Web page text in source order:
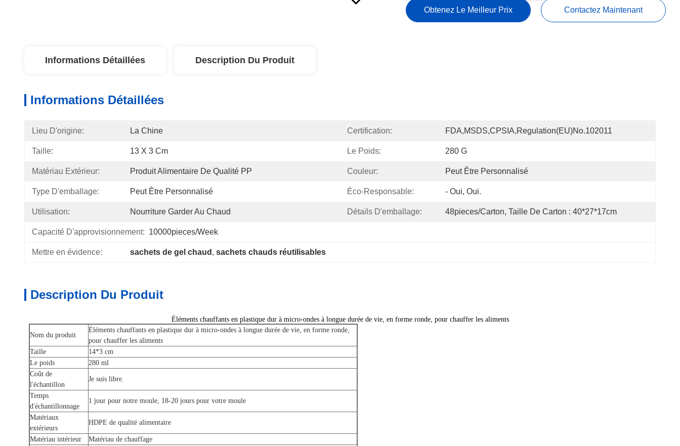
Obtenez Le Meilleur Prix Contactez Maintenant
Informations Détaillées Description Du Produit
Informations Détaillées
Lieu D'origine: La Chine Certification: FDA,MSDS,CPSIA,Regulation(EU)no.102011
Taille: 13 X 3 Cm Le Poids: 280 G
Matériau Extérieur: Produit Alimentaire De Qualité PP Couleur: Peut Être Personnalisé
Type D'emballage: Peut Être Personnalisé Éco-Responsable: - Oui, Oui.
Utilisation: Nourriture Garder Au Chaud Détails D'emballage: 48pieces/carton, Taille De Carton : 40*27*17cm
Capacité D'approvisionnement: 10000pieces/week
Mettre en évidence: sachets de gel chaud , sachets chauds réutilisables
Description Du Produit
Éléments chauffants en plastique dur à micro-ondes à longue durée de vie, en forme ronde, pour chauffer les aliments
Nom du produit
Éléments chauffants en plastique dur à micro-ondes à longue durée de vie, en forme ronde,
pour chauffer les aliments
Taille
14*3 cm
Le poids
280 ml
Coût de
l'échantillon
Je suis libre.
Temps
d'échantillonnage
1 jour pour notre moule, 18-20 jours pour votre moule
Matériaux
extérieurs
HDPE de qualité alimentaire
Matériau intérieur Matériau de chauffage